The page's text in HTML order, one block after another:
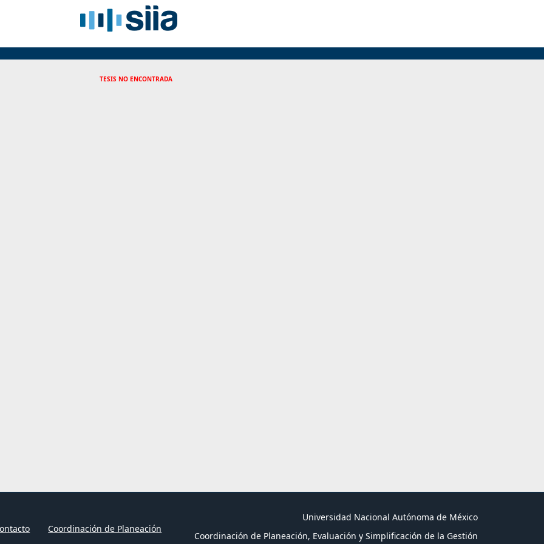
TESIS NO ENCONTRADA
Coordinación de Planeación
Universidad Nacional Autónoma de México
Coordinación de Planeación, Evaluación y Simplificación de la Gestión